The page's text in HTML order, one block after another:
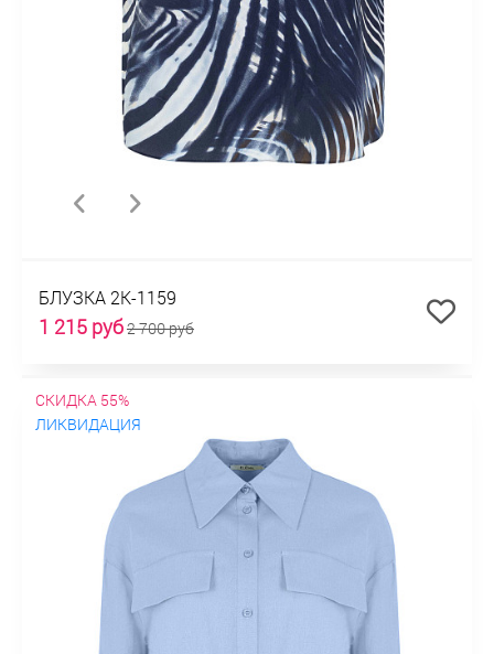
БЛУЗКА 2К-1159
1 215 руб2 700 руб
СКИДКА 55%
ЛИКВИДАЦИЯ